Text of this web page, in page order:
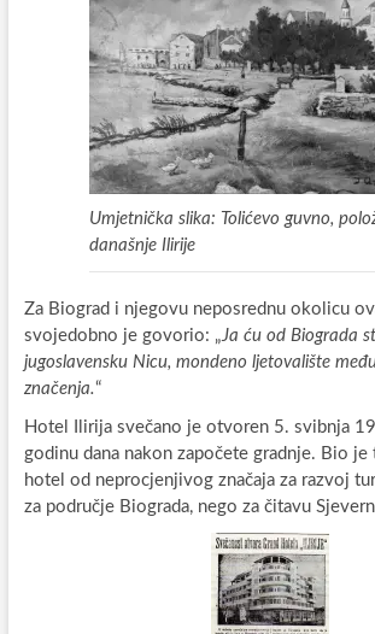
Umjetnička slika: Tolićevo guvno,
današnje Ilirije
Za Biograd i njegovu neposrednu okolicu
svojedobno je govorio: „Ja ću od Biograda
jugoslavensku Nicu, mondeno ljetovalište
značenja.“
Hotel Ilirija svečano je otvoren 5. svibnja
godinu dana nakon započete gradnje. Bio
hotel od neprocjenjivog značaja za razvoj
za područje Biograda, nego za čitavu